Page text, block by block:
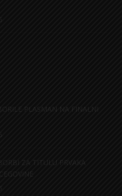
PLASMAN NA FINALNI
ZA TITULU PRVAKA